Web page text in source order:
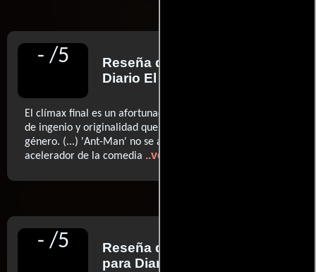
- /5 Reseña de
Diario El País
El clímax final es un afortunado recital de esa inyección
de ingenio y originalidad que empezaba a necesitar el
género. (...) 'Ant-Man' no se atreve a pulsar a fondo el
acelerador de la comedia ..ver más
- /5 Reseña de
para Diario El Mundo